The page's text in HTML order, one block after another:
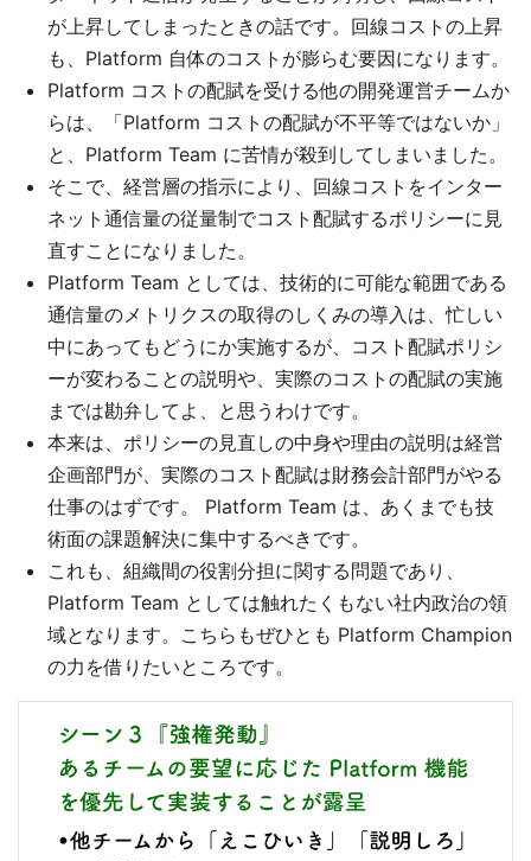
が上昇してしまったときの話です。回線コストの上昇
も、Platform 自体のコストが膨らむ要因になります。
Platform コストの配賦を受ける他の開発運営チームか
らは、「Platform コストの配賦が不平等ではないか」
と、Platform Team に苦情が殺到してしまいました。
そこで、経営層の指示により、回線コストをインター
ネット通信量の従量制でコスト配賦するポリシーに見
直すことになりました。
Platform Team としては、技術的に可能な範囲である
通信量のメトリクスの取得のしくみの導入は、忙しい
中にあってもどうにか実施するが、コスト配賦ポリシ
ーが変わることの説明や、実際のコストの配賦の実施
までは勘弁してよ、と思うわけです。
本来は、ポリシーの見直しの中身や理由の説明は経営
企画部門が、実際のコスト配賦は財務会計部門がやる
仕事のはずです。 Platform Team は、あくまでも技
術面の課題解決に集中するべきです。
これも、組織間の役割分担に関する問題であり、
Platform Team としては触れたくもない社内政治の領
域となります。こちらもぜひとも Platform Champion
の力を借りたいところです。